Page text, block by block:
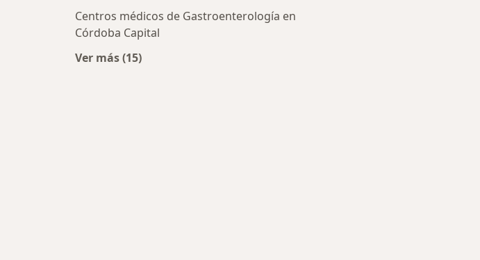
Centros médicos de Gastroenterología en
Córdoba Capital
Ver más (15)